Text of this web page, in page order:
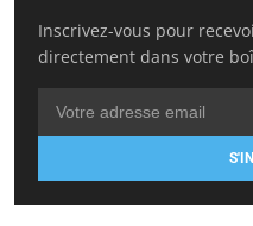
Inscrivez-vous pour
directement dans votre